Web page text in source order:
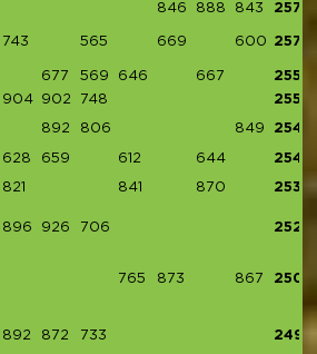
846 888 843 2577
743 565 669 600 2577
677 569 646 667
2559
904 902 748 2554
892 806 849 2547
628 659 612 644 2543
821 841 870 2532
896 926 706 2528
765 873 867 2505
892 872 733 2497